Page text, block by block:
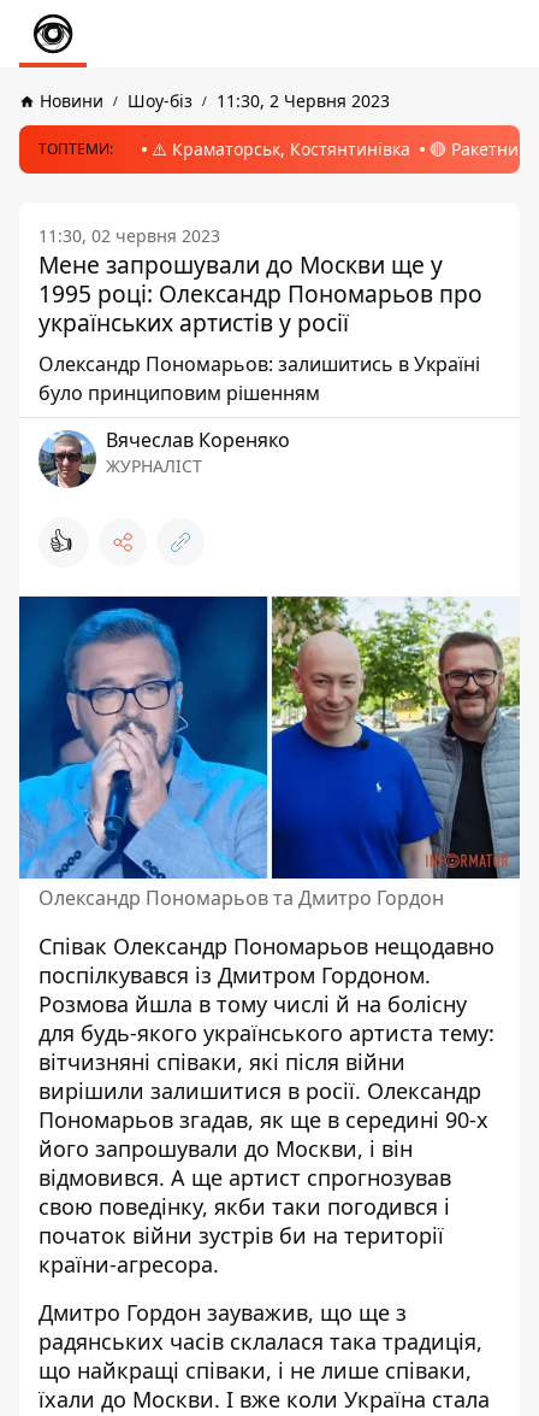
Новини Шоу-біз 11:30, 2 Червня 2023
ТОПТЕМИ: ⚠️ Краматорськ, Костянтинівка 🔴 Ракетний
11:30, 02 червня 2023
Мене запрошували до Москви ще у
1995 році: Олександр Пономарьов про
українських артистів у росії
Олександр Пономарьов: залишитись в Україні
було принциповим рішенням
Вячеслав Кореняко
ЖУРНАЛІСТ
👍
Олександр Пономарьов та Дмитро Гордон
Співак Олександр Пономарьов нещодавно
поспілкувався із Дмитром Гордоном.
Розмова йшла в тому числі й на болісну
для будь-якого українського артиста тему:
вітчизняні співаки, які після війни
вирішили залишитися в росії. Олександр
Пономарьов згадав, як ще в середині 90-х
його запрошували до Москви, і він
відмовився. А ще артист спрогнозував
свою поведінку, якби таки погодився і
початок війни зустрів би на території
країни-агресора.
Дмитро Гордон зауважив, що ще з
радянських часів склалася така традиція,
що найкращі співаки, і не лише співаки,
їхали до Москви. І вже коли Україна стала